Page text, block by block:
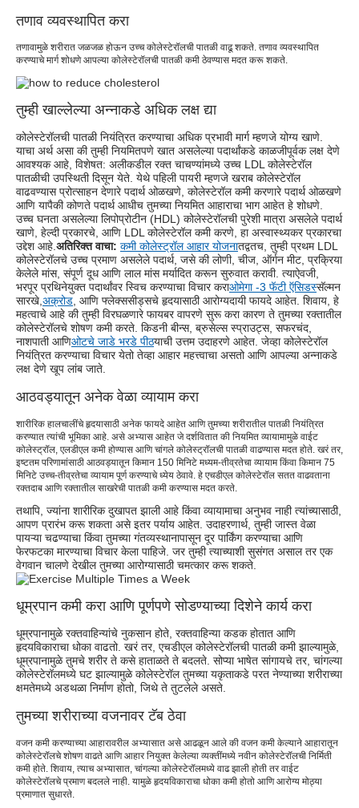
तणाव व्यवस्थापित करा
तणावामुळे शरीरात जळजळ होऊन उच्च कोलेस्टेरॉलची पातळी वाढू शकते. तणाव व्यवस्थापित
करण्याचे मार्ग शोधणे आपल्या कोलेस्टेरॉलची पातळी कमी ठेवण्यास मदत करू शकते.
तुम्ही खाल्लेल्या अन्नाकडे अधिक लक्ष द्या
कोलेस्टेरॉलची पातळी नियंत्रित करण्याचा अधिक प्रभावी मार्ग म्हणजे योग्य खाणे.
याचा अर्थ असा की तुम्ही नियमितपणे खात असलेल्या पदार्थांकडे काळजीपूर्वक लक्ष देणे
आवश्यक आहे, विशेषत: अलीकडील रक्त चाचण्यांमध्ये उच्च LDL कोलेस्टेरॉल
पातळीची उपस्थिती दिसून येते. येथे पहिली पायरी म्हणजे खराब कोलेस्टेरॉल
वाढवण्यास प्रोत्साहन देणारे पदार्थ ओळखणे, कोलेस्टेरॉल कमी करणारे पदार्थ ओळखणे
आणि यापैकी कोणते पदार्थ आधीच तुमच्या नियमित आहाराचा भाग आहेत हे शोधणे.
उच्च घनता असलेल्या लिपोप्रोटीन (HDL) कोलेस्टेरॉलची पुरेशी मात्रा असलेले पदार्थ
खाणे, हेल्दी प्रकारचे, आणि LDL कोलेस्टेरॉल कमी करणे, हा अस्वास्थ्यकर प्रकारचा
उद्देश आहे.अतिरिक्त वाचा: कमी कोलेस्ट्रॉल आहार योजनातद्वतच, तुम्ही प्रथम LDL
कोलेस्टेरॉलचे उच्च प्रमाण असलेले पदार्थ, जसे की लोणी, चीज, ऑर्गन मीट, प्रक्रिया
केलेले मांस, संपूर्ण दूध आणि लाल मांस मर्यादित करून सुरुवात करावी. त्याऐवजी,
भरपूर प्रथिनेयुक्त पदार्थांवर स्विच करण्याचा विचार कराओमेगा -3 फॅटी ऍसिडस्सॅल्मन
सारखे,अक्रोड, आणि फ्लेक्ससीड्सचे हृदयासाठी आरोग्यदायी फायदे आहेत. शिवाय, हे
महत्वाचे आहे की तुम्ही विरघळणारे फायबर वापरणे सुरू करा कारण ते तुमच्या रक्तातील
कोलेस्टेरॉलचे शोषण कमी करते. किडनी बीन्स, ब्रुसेल्स स्प्राउट्स, सफरचंद,
नाशपाती आणिओटचे जाडे भरडे पीठयाची उत्तम उदाहरणे आहेत. जेव्हा कोलेस्टेरॉल
नियंत्रित करण्याचा विचार येतो तेव्हा आहार महत्त्वाचा असतो आणि आपल्या अन्नाकडे
लक्ष देणे खूप लांब जाते.
आठवड्यातून अनेक वेळा व्यायाम करा
शारीरिक हालचालींचे हृदयासाठी अनेक फायदे आहेत आणि तुमच्या शरीरातील पातळी नियंत्रित
करण्यात त्यांची भूमिका आहे. असे अभ्यास आहेत जे दर्शवितात की नियमित व्यायामामुळे वाईट
कोलेस्ट्रॉल, एलडीएल कमी होण्यास आणि चांगले कोलेस्ट्रॉलची पातळी वाढण्यास मदत होते. खरं तर,
इष्टतम परिणामांसाठी आठवड्यातून किमान 150 मिनिटे मध्यम-तीव्रतेचा व्यायाम किंवा किमान 75
मिनिटे उच्च-तीव्रतेचा व्यायाम पूर्ण करण्याचे ध्येय ठेवावे. हे एचडीएल कोलेस्टेरॉल सतत वाढवताना
रक्तदाब आणि रक्तातील साखरेची पातळी कमी करण्यास मदत करते.
तथापि, ज्यांना शारीरिक दुखापत झाली आहे किंवा व्यायामाचा अनुभव नाही त्यांच्यासाठी,
आपण प्रारंभ करू शकता असे इतर पर्याय आहेत. उदाहरणार्थ, तुम्ही जास्त वेळा
पायऱ्या चढण्याचा किंवा तुमच्या गंतव्यस्थानापासून दूर पार्किंग करण्याचा आणि
फेरफटका मारण्याचा विचार केला पाहिजे. जर तुम्ही त्याच्याशी सुसंगत असाल तर एक
वेगवान चालणे देखील तुमच्या आरोग्यासाठी चमत्कार करू शकते.
धूम्रपान कमी करा आणि पूर्णपणे सोडण्याच्या दिशेने कार्य करा
धूम्रपानामुळे रक्तवाहिन्यांचे नुकसान होते, रक्तवाहिन्या कडक होतात आणि
हृदयविकाराचा धोका वाढतो. खरं तर, एचडीएल कोलेस्टेरॉलची पातळी कमी झाल्यामुळे,
धूम्रपानामुळे तुमचे शरीर ते कसे हाताळते ते बदलते. सोप्या भाषेत सांगायचे तर, चांगल्या
कोलेस्टेरॉलमध्ये घट झाल्यामुळे कोलेस्टेरॉल तुमच्या यकृताकडे परत नेण्याच्या शरीराच्या
क्षमतेमध्ये अडथळा निर्माण होतो, जिथे ते तुटलेले असते.
तुमच्या शरीराच्या वजनावर टॅब ठेवा
वजन कमी करण्याच्या आहारावरील अभ्यासात असे आढळून आले की वजन कमी केल्याने आहारातून
कोलेस्टेरॉलचे शोषण वाढते आणि आहार नियुक्त केलेल्या व्यक्तींमध्ये नवीन कोलेस्टेरॉलची निर्मिती
कमी होते. शिवाय, त्याच अभ्यासात, चांगल्या कोलेस्टेरॉलमध्ये वाढ झाली होती तर वाईट
कोलेस्टेरॉलचे प्रमाण बदलले नाही. यामुळे हृदयविकाराचा धोका कमी होतो आणि आरोग्य मोठ्या
प्रमाणात सुधारते.